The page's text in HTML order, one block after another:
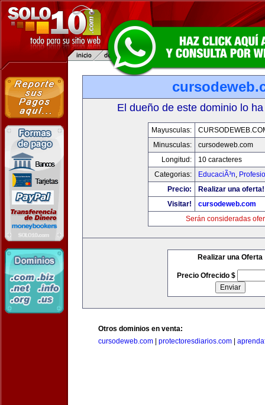
El dueño de este dominio lo
Mayusculas:
Minusculas:
cursodeweb.com
Longitud:
10 caracteres
Categorias:
EducaciÃ³n,
Precio:
Realizar una oferta!
Visitar!
cursodeweb.com
Serán consideradas
Realizar una Oferta
Precio Ofrecido $
Otros dominios en venta:
cursodeweb.com
protectoresdiarios.com